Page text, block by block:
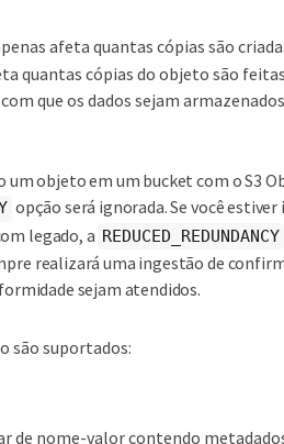
afeta quantas cópias são
quantas cópias do objeto são
que os dados sejam
um objeto em um bucket com o S3
opção será ignorada. Se você
legado, a REDUCED_REDUNDANCY
realizará uma ingestão de
sejam atendidos.
são suportados:
de nome-valor contendo